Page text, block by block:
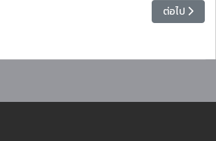
นดการรับเอกสารใบรายงานผลการเรียนเนื้อหาถัดไป
ต่อไป